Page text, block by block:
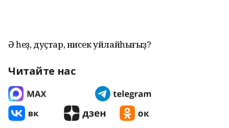
Ә һеҙ, дуҫтар, нисек уйлайһығыҙ?
Читайте нас